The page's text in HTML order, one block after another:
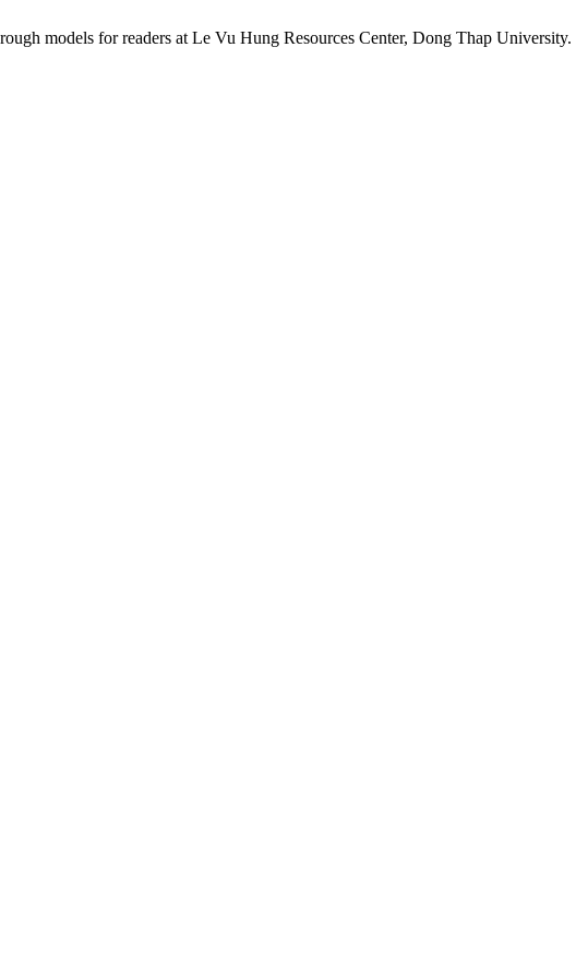
models for readers at Le Vu Hung Resources Center, Dong Thap University.